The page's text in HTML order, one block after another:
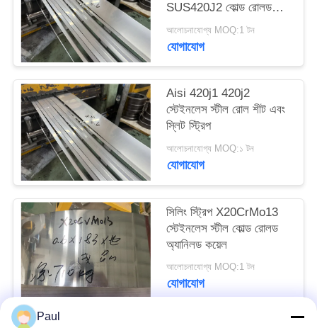
PRIVACY
POLICY
SUS420J2 কোল্ড রোলড
আলোচনাযোগ্য MOQ:1 টন
যোগাযোগ
Aisi 420j1 420j2
স্টেইনলেস স্টীল রোল শীট এবং
স্লিট স্ট্রিপ
আলোচনাযোগ্য MOQ:১ টন
যোগাযোগ
সিলিং স্ট্রিপ X20CrMo13
স্টেইনলেস স্টীল কোল্ড রোলড
অ্যানিলড কয়েল
আলোচনাযোগ্য MOQ:1 টন
যোগাযোগ
Paul